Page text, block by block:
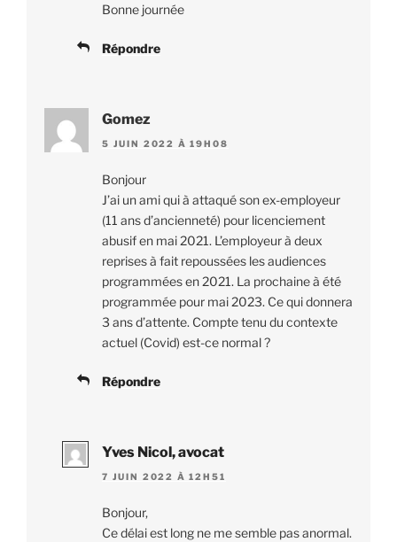
Bonne journée
Répondre
Gomez
5 JUIN 2022 À 19H08
Bonjour
J’ai un ami qui à attaqué son ex-employeur
(11 ans d’ancienneté) pour licenciement
abusif en mai 2021. L’employeur à deux
reprises à fait repoussées les audiences
programmées en 2021. La prochaine à été
programmée pour mai 2023. Ce qui donnera
3 ans d’attente. Compte tenu du contexte
actuel (Covid) est-ce normal ?
Répondre
Yves Nicol, avocat
7 JUIN 2022 À 12H51
Bonjour,
Ce délai est long ne me semble pas anormal.